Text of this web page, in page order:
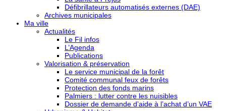
Défibrillateurs automatisés externes (DAE)
Archives municipales
Ma ville
Actualités
Le Fil infos
L’Agenda
Publications
Valorisation & préservation
Le service municipal de la forêt
Comité communal feux de forêts
Protection des fonds marins
Palmiers : lutter contre les nuisibles
Dossier de demande d’aide à l’achat d’un VAE